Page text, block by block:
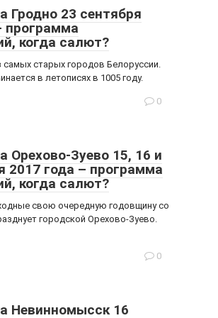
Гродно 23 сентября
программа
когда салют?
самых старых городов Белоруссии.
в летописях в 1005 году.
0
Орехово-Зуево 15, 16 и
2017 года – программа
когда салют?
свою очередную годовщину со
городской Орехово-Зуево.
0
Невинномысск 16